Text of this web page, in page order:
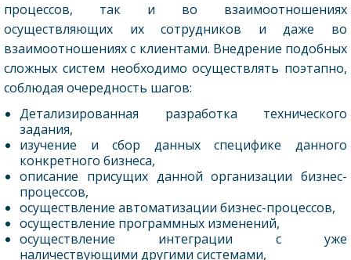
процессов, так и во взаимоотношениях
осуществляющих их сотрудников и даже во
взаимоотношениях с клиентами. Внедрение подобных
сложных систем необходимо осуществлять поэтапно,
соблюдая очередность шагов:
Детализированная разработка технического
задания,
изучение и сбор данных специфике данного
конкретного бизнеса,
описание присущих данной организации бизнес-
процессов,
осуществление автоматизации бизнес-процессов,
осуществление программных изменений,
осуществление интеграции с уже
наличествующими другими системами,